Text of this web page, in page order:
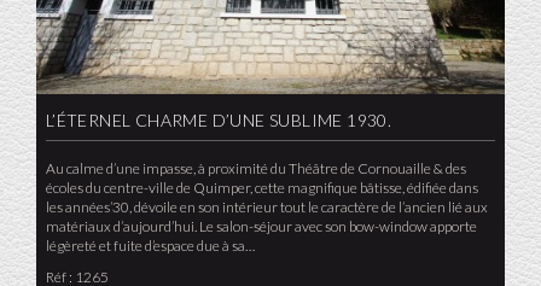
L’ÉTERNEL CHARME D’UNE SUBLIME 1930.
Au calme d’une impasse, à proximité du Théâtre de Cornouaille & des
écoles du centre-ville de Quimper, cette magnifique bâtisse, édifiée dans
les années’30, dévoile en son intérieur tout le caractère de l’ancien lié aux
matériaux d’aujourd’hui. Le salon-séjour avec son bow-window apporte
légèreté et fuite d’espace due à sa…
Réf : 1265